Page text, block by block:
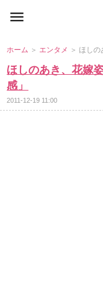
ホーム ＞ エンタメ ＞ ほし
ほしのあき、花嫁
感」
2011-12-19 11:00